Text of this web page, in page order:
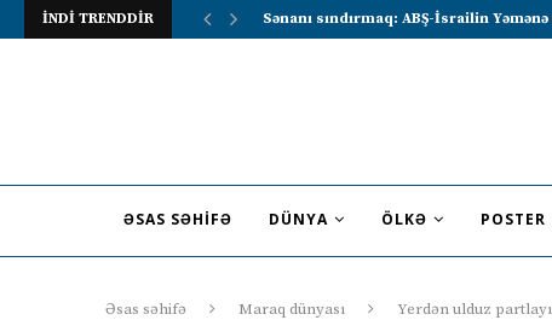
İNDİ TRENDDİR Lavrov Suriya prezidentini
ƏSAS SƏHIFƏ DÜNYA ÖLKƏ POSTER
Əsas səhifə Maraq dünyası Yerdən ulduz